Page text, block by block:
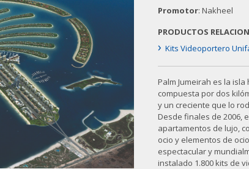
Promotor: Nakheel
PRODUCTOS
› Kits Videoportero
Palm Jumeirah es la
compuesta por dos
y un creciente que lo
Desde finales de 2006,
apartamentos de lujo,
ocio y elementos de
espectacular y
instalado 1.800 kits de